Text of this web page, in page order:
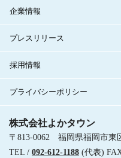
企業情報
プレスリリース
採用情報
プライバシーポリシー
株式会社よかタウン
〒813-0062 福岡県福岡市東
TEL / 092-612-1188 (代表)